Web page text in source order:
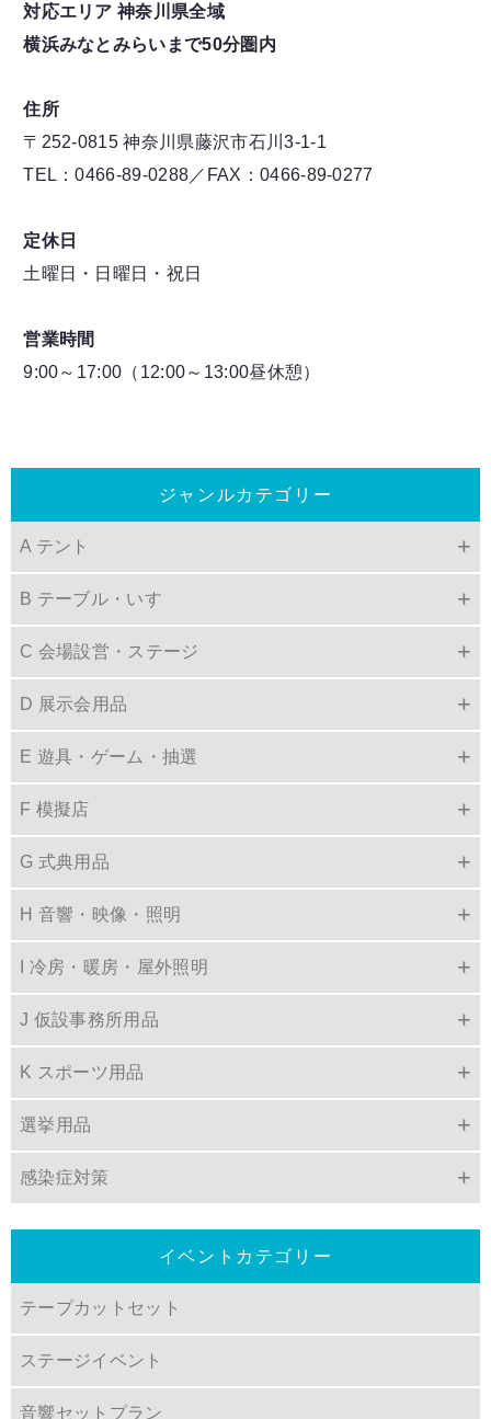
ジャンルカテゴリー
A テント
B テーブル・いす
C 会場設営・ステージ
D 展示会用品
E 遊具・ゲーム・抽選
F 模擬店
G 式典用品
H 音響・映像・照明
I 冷房・暖房・屋外照明
J 仮設事務所用品
K スポーツ用品
選挙用品
感染症対策
イベントカテゴリー
テープカットセット
ステージイベント
音響セットプラン
対応エリア 神奈川県全域
横浜みなとみらいまで50分圏内
住所
〒252-0815 神奈川県藤沢市石川3-1-1
TEL：0466-89-0288／FAX：0466-89-0277
定休日
土曜日・日曜日・祝日
営業時間
9:00～17:00（12:00～13:00昼休憩）